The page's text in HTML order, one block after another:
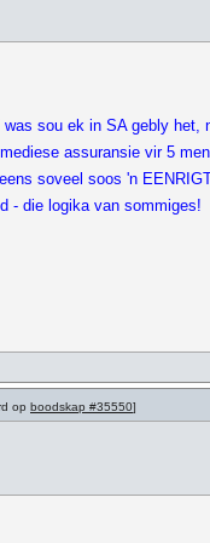
sou ek in SA gebly het,
assuransie vir 5
soveel soos 'n
- die logika van sommiges!
op boodskap #35550]